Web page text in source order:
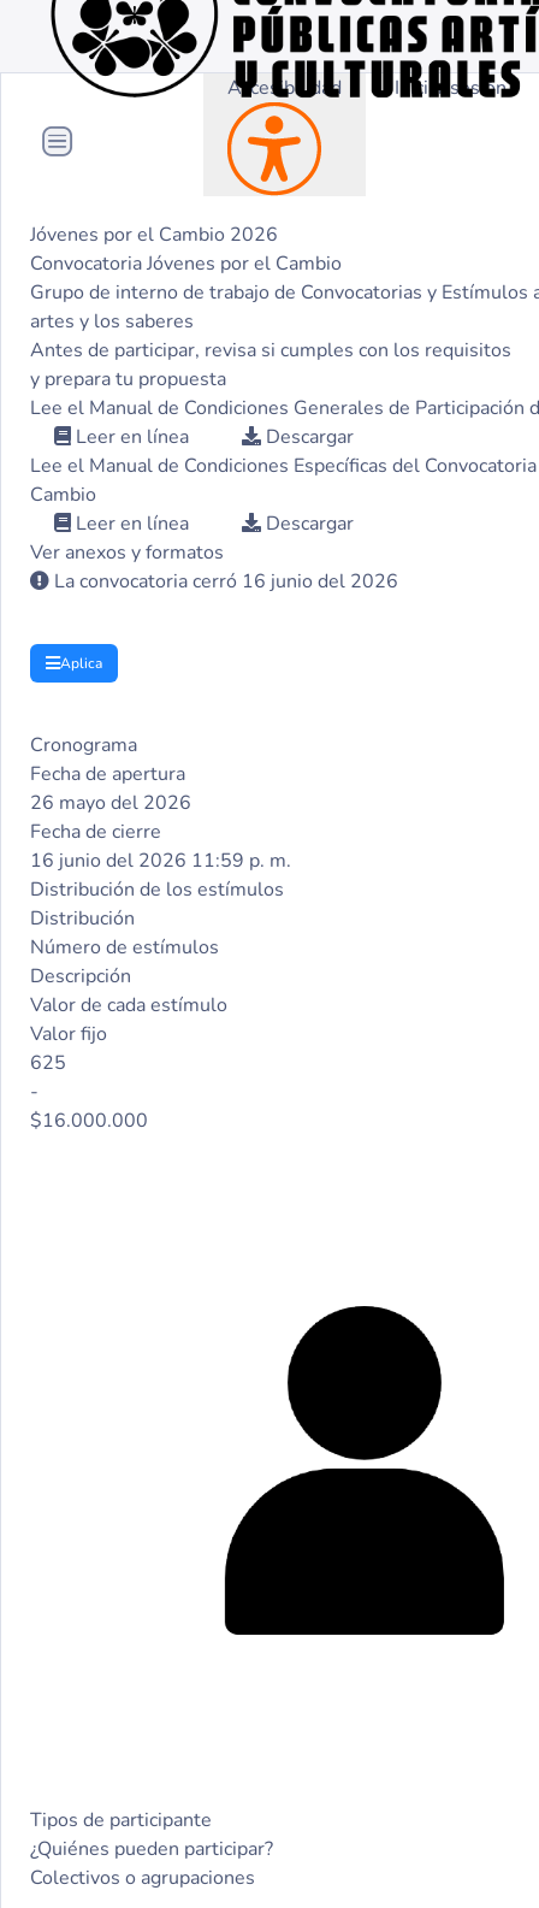
Accesibilidad Iniciar sesión
Jóvenes por el Cambio 2026
Convocatoria Jóvenes por el Cambio
Grupo de interno de trabajo de Convocatorias y Estímulos
artes y los saberes
Antes de participar, revisa si cumples con los requisitos
y prepara tu propuesta
Lee el Manual de Condiciones Generales de Participación
Leer en línea
Descargar
Lee el Manual de Condiciones Específicas del
Cambio
Leer en línea
Descargar
Ver anexos y formatos
La convocatoria cerró 16 junio del 2026
Aplica
Cronograma
Fecha de apertura
26 mayo del 2026
Fecha de cierre
16 junio del 2026 11:59 p. m.
Distribución de los estímulos
Distribución
Número de estímulos
Descripción
Valor de cada estímulo
Valor fijo
625
-
$16.000.000
Tipos de participante
¿Quiénes pueden participar?
Colectivos o agrupaciones